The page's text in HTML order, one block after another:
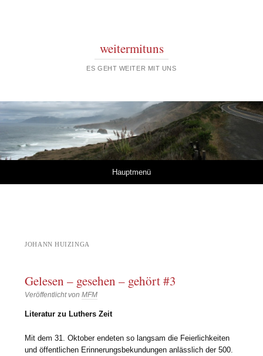
weitermituns
ES GEHT WEITER MIT UNS
Hauptmenü
JOHANN HUIZINGA
Gelesen – gesehen – gehört #3
Veröffentlicht vonMFM
Literatur zu Luthers Zeit
Mit dem 31. Oktober endeten so langsam die Feierlichkeiten
und öffentlichen Erinnerungsbekundungen anlässlich der 500.